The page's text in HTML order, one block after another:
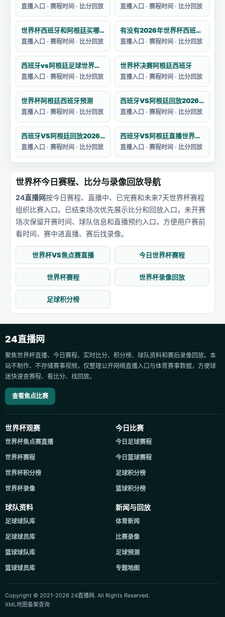
直播入口 · 赛程时间 · 比分回放 直播入口 · 赛程时间 · 比分回放
世界杯西班牙和阿根廷买哪个
直播入口 · 赛程时间 · 比分回放
有没有2026年世界杯西班牙对阵阿根廷的集锦
直播入口 · 赛程时间 · 比分回放
西班牙vs阿根廷足球世界杯战绩分析
直播入口 · 赛程时间 · 比分回放
世界杯决赛阿根廷西班牙
直播入口 · 赛程时间 · 比分回放
世界杯阿根廷西班牙预测
直播入口 · 赛程时间 · 比分回放
西班牙VS阿根廷回放2026卡塔尔世界杯赛
直播入口 · 赛程时间 · 比分回放
西班牙VS阿根廷回放2026卡塔尔世界杯
直播入口 · 赛程时间 · 比分回放
西班牙VS阿根廷直播世界杯主题曲目
直播入口 · 赛程时间 · 比分回放
世界杯今日赛程、比分与录像回放导航
24直播网按今日赛程、直播中、已完赛和未来7天世界杯赛程
组织比赛入口。已结束场次优先展示比分和回放入口，未开赛
场次保留开赛时间、球队信息和直播预约入口，方便用户赛前
看时间、赛中进直播、赛后找录像。
世界杯VS焦点赛直播 今日世界杯赛程
世界杯赛程 世界杯录像回放
足球积分榜
24直播网
聚焦世界杯直播、今日赛程、实时比分、积分榜、球队资料和赛后录像回放。本
站不制作、不存储赛事视频，仅整理公开网络直播入口与体育赛事数据，方便球
迷快速查赛程、看比分、找回放。
查看焦点比赛
世界杯观赛
世界杯焦点赛直播
世界杯赛程
世界杯积分榜
世界杯录像
今日比赛
今日足球赛程
今日篮球赛程
足球积分榜
篮球积分榜
球队资料
足球球队库
足球球员库
篮球球队库
篮球球员库
新闻与回放
体育新闻
比赛录像
足球预测
专题地图
Copyright © 2021-2026 24直播网. All Rights Reserved.
XML地图备案查询